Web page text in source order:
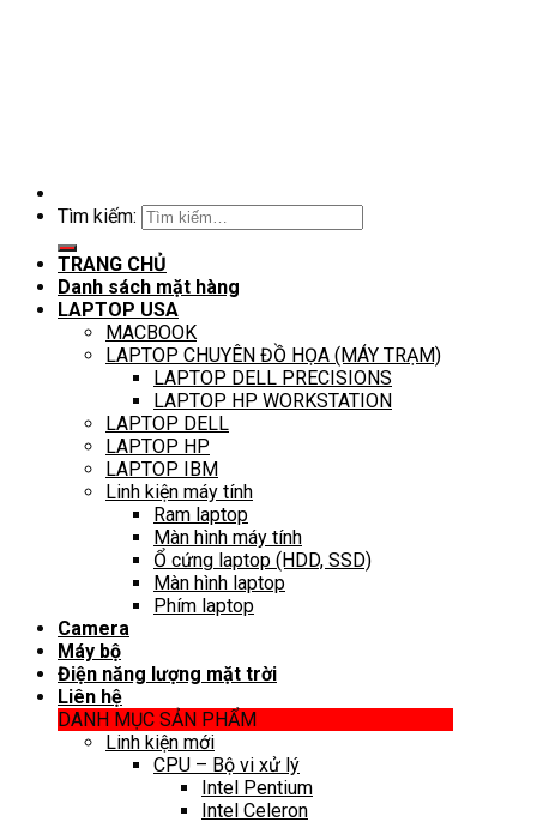
Tìm kiếm:
TRANG CHỦ
Danh sách mặt hàng
LAPTOP USA
MACBOOK
LAPTOP CHUYÊN ĐỒ HỌA (MÁY TRẠM)
LAPTOP DELL PRECISIONS
LAPTOP HP WORKSTATION
LAPTOP DELL
LAPTOP HP
LAPTOP IBM
Linh kiện máy tính
Ram laptop
Màn hình máy tính
Ổ cứng laptop (HDD, SSD)
Màn hình laptop
Phím laptop
Camera
Máy bộ
Điện năng lượng mặt trời
Liên hệ
DANH MỤC SẢN PHẨM
Linh kiện mới
CPU – Bộ vi xử lý
Intel Pentium
Intel Celeron